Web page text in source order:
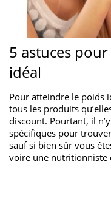
5 astuces
idéal
Pour atteindre le poids
tous les produits
discount. Pourtant, il
spécifiques pour
sauf si bien sûr vous
voire une nutritionniste